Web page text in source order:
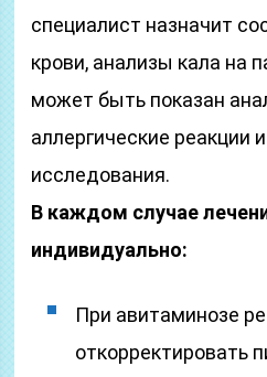
специалист назначит
крови, анализы кала на
может быть показан
аллергические реакции
исследования.
В каждом случае
индивидуально:
При авитаминозе
откорректировать